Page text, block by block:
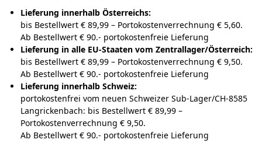
Lieferung innerhalb Österreichs:
bis Bestellwert € 89,99 – Portokostenverrechnung € 5,60.
Ab Bestellwert € 90.- portokostenfreie Lieferung
Lieferung in alle EU-Staaten vom Zentrallager/Österreich:
bis Bestellwert € 89,99 – Portokostenverrechnung € 9,50.
Ab Bestellwert € 90.- portokostenfreie Lieferung
Lieferung innerhalb Schweiz:
portokostenfrei vom neuen Schweizer Sub-Lager/CH-8585
Langrickenbach: bis Bestellwert € 89,99 –
Portokostenverrechnung € 9,50.
Ab Bestellwert € 90.- portokostenfreie Lieferung